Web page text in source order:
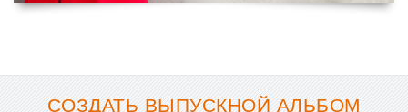
СОЗДАТЬ ВЫПУСКНОЙ АЛЬБОМ